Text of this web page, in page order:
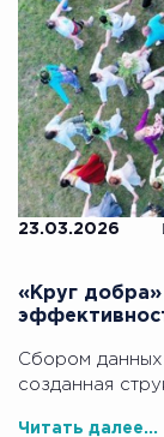
23.03.2026
«Круг
Сбором данных
созданная
Читать далее...